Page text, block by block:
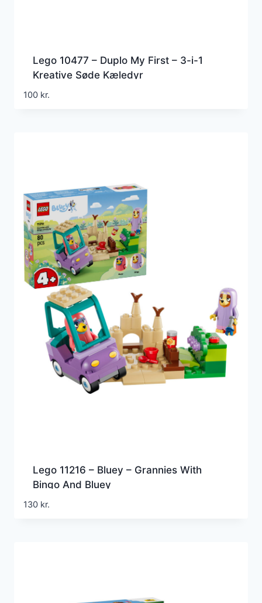
Lego 10477 – Duplo My First – 3-i-1
Kreative Søde Kæledyr
100 kr.
Lego 11216 – Bluey – Grannies With
Bingo And Bluey
130 kr.